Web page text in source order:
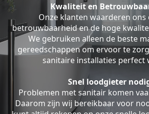
Kwaliteit en
Onze klanten waarderen ons
betrouwbaarheid en de hoge
We gebruiken alleen de beste
gereedschappen om ervoor te
sanitaire installaties perfect
Snel loodgieter
Problemen met sanitair komen
Daarom zijn wij bereikbaar voor